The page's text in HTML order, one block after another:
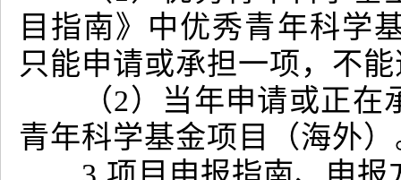
目指南》中优秀青年科学
只能申请或承担一项，不
（2）当年申请或正在
青年科学基金项目（海外